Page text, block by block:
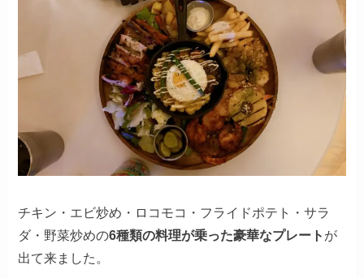
チキン・エビ炒め・ロコモコ・フライドポテト・サラ
ダ・野菜炒めの6種類の料理が乗った豪華なプレート が
出て来ました。